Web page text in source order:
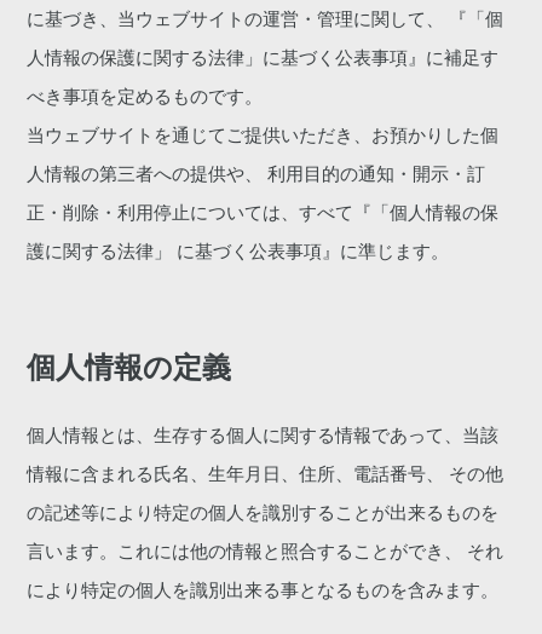
に基づき、当ウェブサイトの運営・管理に関して、 『「個
人情報の保護に関する法律」に基づく公表事項』に補足す
べき事項を定めるものです。
当ウェブサイトを通じてご提供いただき、お預かりした個
人情報の第三者への提供や、 利用目的の通知・開示・訂
正・削除・利用停止については、すべて『「個人情報の保
護に関する法律」 に基づく公表事項』に準じます。
個人情報の定義
個人情報とは、生存する個人に関する情報であって、当該
情報に含まれる氏名、生年月日、住所、電話番号、 その他
の記述等により特定の個人を識別することが出来るものを
言います。これには他の情報と照合することができ、 それ
により特定の個人を識別出来る事となるものを含みます。